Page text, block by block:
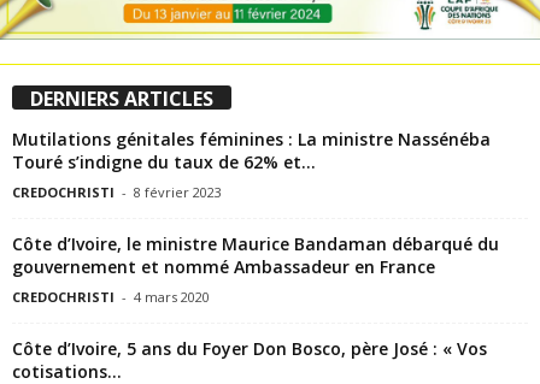
DERNIERS ARTICLES
Mutilations génitales féminines : La ministre Nassénéba
Touré s’indigne du taux de 62% et...
CREDOCHRISTI - 8 février 2023
Côte d’Ivoire, le ministre Maurice Bandaman débarqué du
gouvernement et nommé Ambassadeur en France
CREDOCHRISTI - 4 mars 2020
Côte d’Ivoire, 5 ans du Foyer Don Bosco, père José : « Vos
cotisations...